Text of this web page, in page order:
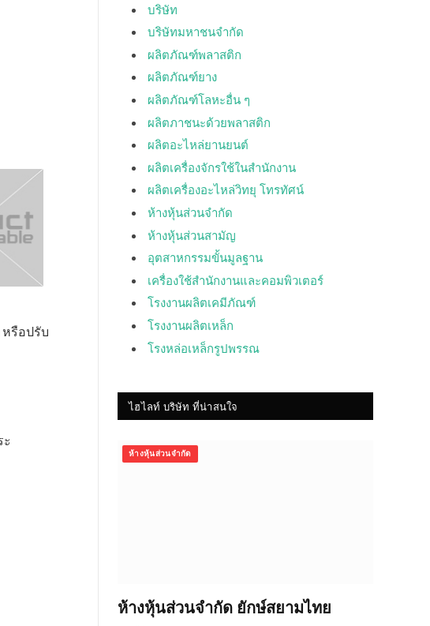
รือปรับ
บริษัท
บริษัทมหาชนจำกัด
ผลิตภัณฑ์พลาสติก
ผลิตภัณฑ์ยาง
ผลิตภัณฑ์โลหะอื่น ๆ
ผลิตภาชนะด้วยพลาสติก
ผลิตอะไหล่ยานยนต์
ผลิตเครื่องจักรใช้ในสำนักงาน
ผลิตเครื่องอะไหล่วิทยุ โทรทัศน์
ห้างหุ้นส่วนจำกัด
ห้างหุ้นส่วนสามัญ
อุตสาหกรรมขั้นมูลฐาน
เครื่องใช้สำนักงานและคอมพิวเตอร์
โรงงานผลิตเคมีภัณฑ์
โรงงานผลิตเหล็ก
โรงหล่อเหล็กรูปพรรณ
ไฮไลท์ บริษัท ที่น่าสนใจ
ห้างหุ้นส่วนจำกัด
ห้างหุ้นส่วนจำกัด ยักษ์สยามไทย